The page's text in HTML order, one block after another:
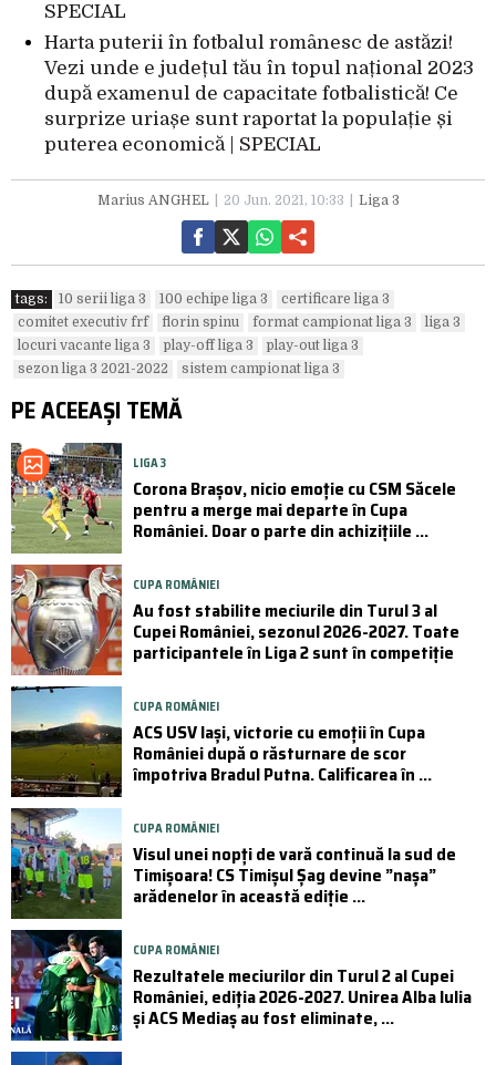
SPECIAL
Harta puterii în fotbalul românesc de astăzi!
Vezi unde e județul tău în topul național 2023
după examenul de capacitate fotbalistică! Ce
surprize uriașe sunt raportat la populație și
puterea economică | SPECIAL
Marius ANGHEL 20 Jun. 2021, 10:33 Liga 3
tags: 10 serii liga 3 100 echipe liga 3
certificare liga 3
comitet executiv frf
florin spinu format campionat liga 3
liga 3
locuri vacante liga 3
play-off liga 3
play-out liga 3
sezon liga 3 2021-2022
sistem campionat liga 3
PE ACEEAȘI TEMĂ
LIGA 3
Corona Brașov, nicio emoție cu CSM Săcele
pentru a merge mai departe în Cupa
României. Doar o parte din achizițiile ...
CUPA ROMÂNIEI
Au fost stabilite meciurile din Turul 3 al
Cupei României, sezonul 2026-2027. Toate
participantele în Liga 2 sunt în competiție
CUPA ROMÂNIEI
ACS USV Iași, victorie cu emoții în Cupa
României după o răsturnare de scor
împotriva Bradul Putna. Calificarea în ...
CUPA ROMÂNIEI
Visul unei nopți de vară continuă la sud de
Timișoara! CS Timișul Șag devine ”nașa”
arădenelor în această ediție ...
CUPA ROMÂNIEI
Rezultatele meciurilor din Turul 2 al Cupei
României, ediția 2026-2027. Unirea Alba Iulia
și ACS Mediaș au fost eliminate, ...